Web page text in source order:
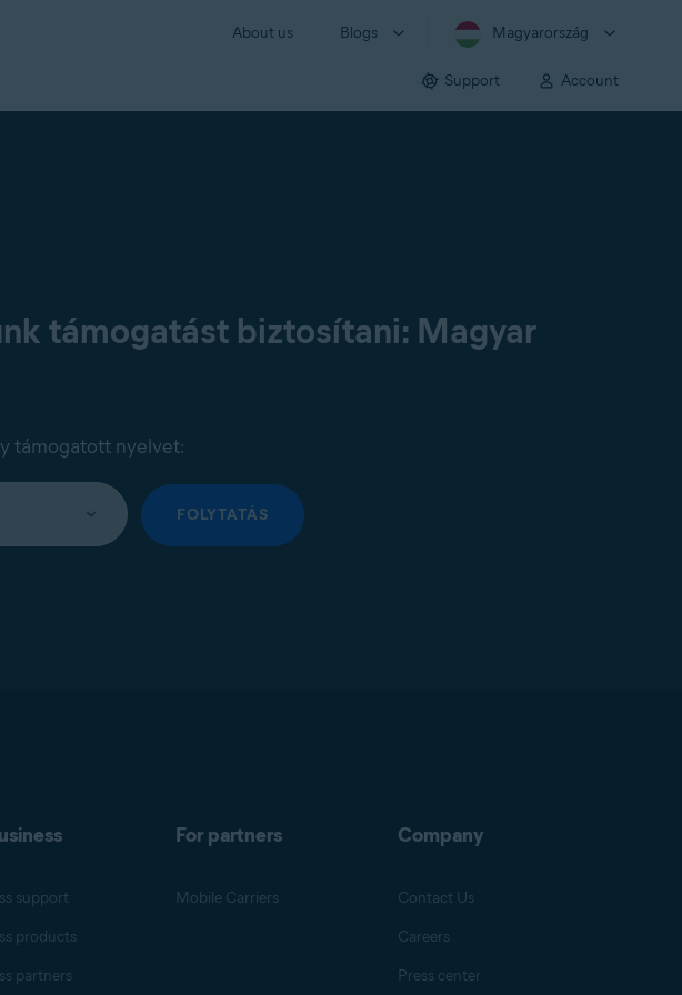
About us Blogs Magyarország
Support Account
támogatást biztosítani: Magyar
támogatott nyelvet:
FOLYTATÁS
support
products
partners
For partners
Mobile Carriers
Company
Contact Us
Careers
Press center